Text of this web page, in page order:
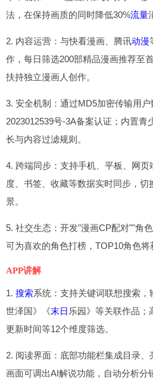
法，在保持画质的同时降低30%流量
2. 内容运营：与快看漫画、腾讯动漫
作，每日筛选200部精品漫画推荐至
扶持独立漫画人创作。
3. 安全机制：通过MD5加密传输用
2023012539号-3A备案认证；内置青
长与内容过滤规则。
4. 跨端同步：支持手机、平板、网
度、书签、收藏等数据实时同步，
景。
5. 社交生态：开发"漫画CP配对""角
可为喜欢的角色打榜，TOP10角色将
APP讲解
1. 搜索系统：支持关键词联想搜索
世泽国》《末日 乐园》等关联作品；
更新时间等12个维度筛选。
2. 阅读界面：底部功能栏集成目录
画面可调出AI解说功能，自动分析分